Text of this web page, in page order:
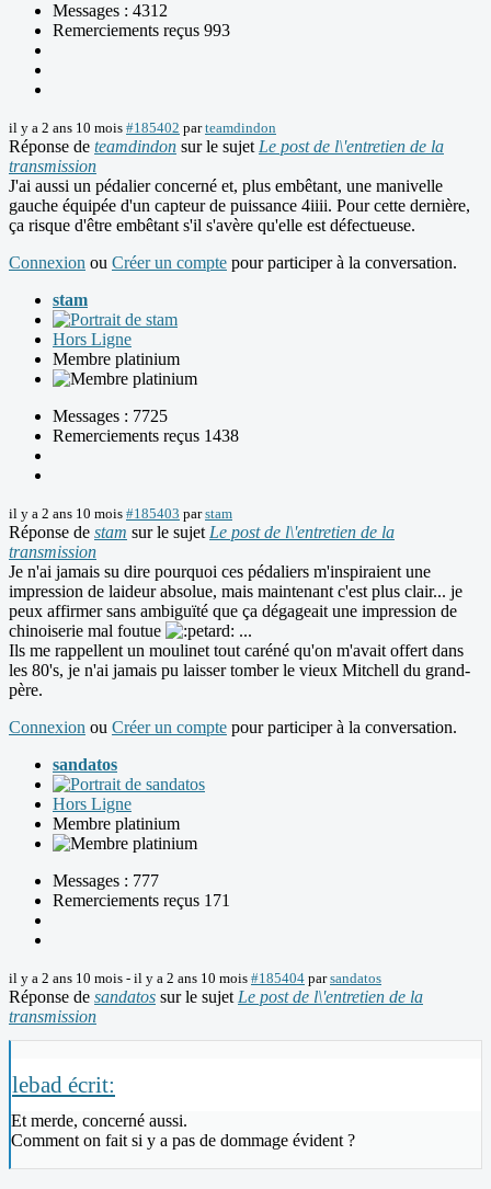
Messages : 4312
Remerciements reçus 993
il y a 2 ans 10 mois #185402 parteamdindon
Réponse de teamdindon sur le sujet Le post de l\'entretien de la
transmission
J'ai aussi un pédalier concerné et, plus embêtant, une manivelle
gauche équipée d'un capteur de puissance 4iiii. Pour cette dernière,
ça risque d'être embêtant s'il s'avère qu'elle est défectueuse.
Connexion ou Créer un compte pour participer à la conversation.
stam
Hors Ligne
Membre platinium
Messages : 7725
Remerciements reçus 1438
il y a 2 ans 10 mois #185403 parstam
Réponse de stam sur le sujet Le post de l\'entretien de la
transmission
Je n'ai jamais su dire pourquoi ces pédaliers m'inspiraient une
impression de laideur absolue, mais maintenant c'est plus clair... je
peux affirmer sans ambiguïté que ça dégageait une impression de
chinoiserie mal foutue
...
Ils me rappellent un moulinet tout caréné qu'on m'avait offert dans
les 80's, je n'ai jamais pu laisser tomber le vieux Mitchell du grand-
père.
Connexion ou Créer un compte pour participer à la conversation.
sandatos
Hors Ligne
Membre platinium
Messages : 777
Remerciements reçus 171
il y a 2 ans 10 mois - il y a 2 ans 10 mois #185404 parsandatos
Réponse de sandatos sur le sujet Le post de l\'entretien de la
transmission
lebad écrit:
Et merde, concerné aussi.
Comment on fait si y a pas de dommage évident ?